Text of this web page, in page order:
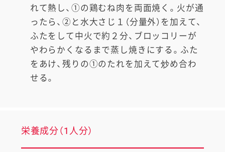
れて熱し、①の鶏むね肉を両面焼く。火が通
ったら、②と水大さじ１（分量外）を加えて、
ふたをして中火で約２分、ブロッコリーが
やわらかくなるまで蒸し焼きにする。ふた
をあけ、残りの①のたれを加えて炒め合わ
せる。
栄養成分（1人分）